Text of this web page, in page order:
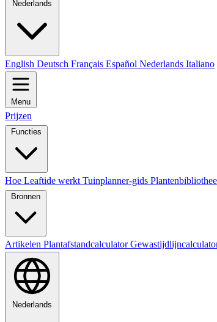
Nederlands
English Deutsch Français Español Nederlands Italiano
Menu
Prijzen
Functies
Hoe Leaftide werkt Tuinplanner-gids
Bronnen
Artikelen Plantafstandcalculator
Nederlands